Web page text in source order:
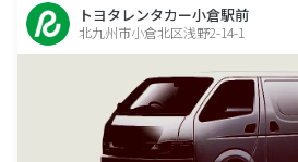
トヨタレンタカー小倉駅前
北九州市小倉北区浅野2-14-1